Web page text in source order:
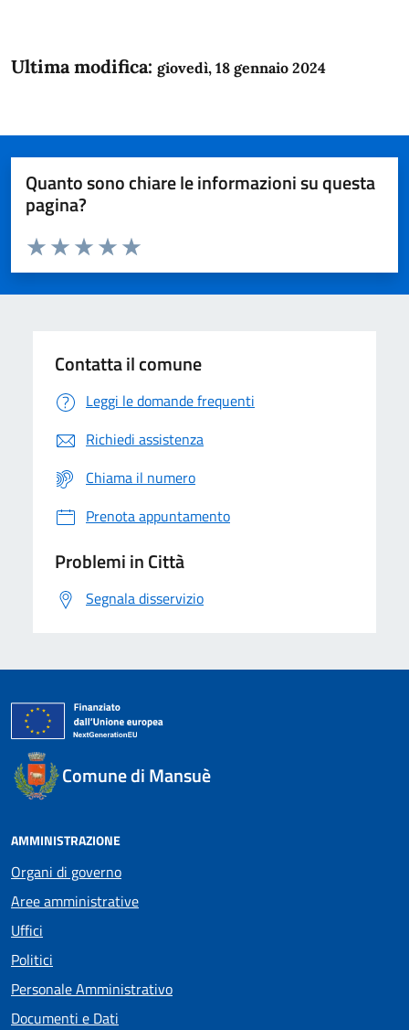
Ultima modifica: giovedì, 18 gennaio 2024
Quanto sono chiare le informazioni su questa
pagina?
Domanda
Valuta da 1 a 5 stelle la pagina
Valuta 5 stelle su 5
Valuta 4 stelle su 5
Valuta 3 stelle su 5
Valuta 2 stelle su 5
Valuta 1 stelle su 5
Contatta il comune
Leggi le domande frequenti
Richiedi assistenza
Chiama il numero
Prenota appuntamento
Problemi in Città
Segnala disservizio
Comune di Mansuè
AMMINISTRAZIONE
Organi di governo
Aree amministrative
Uffici
Politici
Personale Amministrativo
Documenti e Dati